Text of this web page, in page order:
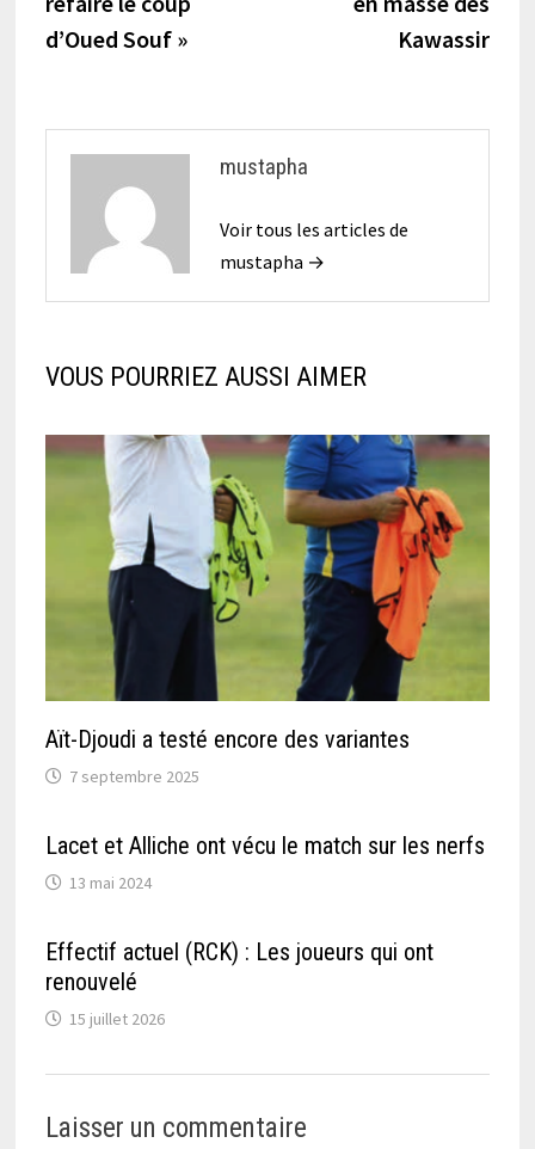
l’article
d’Oued Souf »
Kawassir
mustapha
Voir tous les articles de
mustapha →
VOUS POURRIEZ AUSSI AIMER
Aït-Djoudi a testé encore des variantes
7 septembre 2025
Lacet et Alliche ont vécu le match sur les nerfs
13 mai 2024
Effectif actuel (RCK) : Les joueurs qui ont
renouvelé
15 juillet 2026
Laisser un commentaire